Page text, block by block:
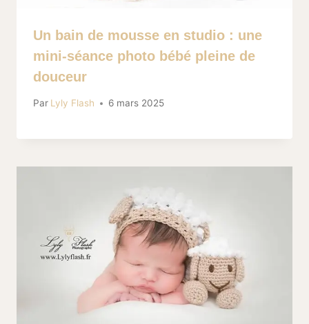
Un bain de mousse en studio : une
mini-séance photo bébé pleine de
douceur
Par Lyly Flash 6 mars 2025